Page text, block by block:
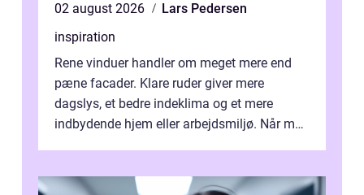
02 august 2026
Lars Pedersen
inspiration
Rene vinduer handler om meget mere end
pæne facader. Klare ruder giver mere
dagslys, et bedre indeklima og et mere
indbydende hjem eller arbejdsmiljø. Når man